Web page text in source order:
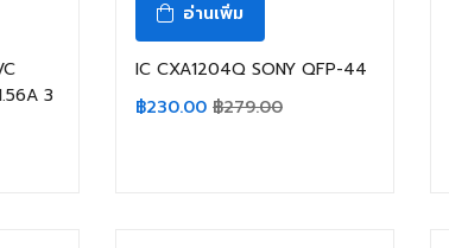
3
อ่านเพิ่ม
IC CXA1204Q SONY QFP-44
฿230.00 ฿279.00